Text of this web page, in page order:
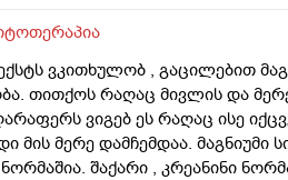
ვკითხულობ , გაცილებით
თითქოს რაღაც მივლის და
ვიგებ ეს რაღაც ისე
მის მერე დამჩემდაა.